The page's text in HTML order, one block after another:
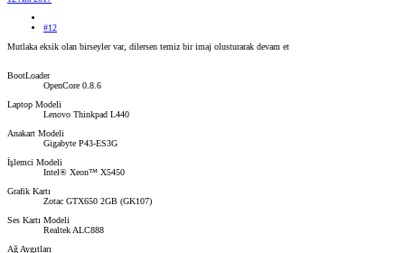
#12
Mutlaka eksik olan birseyler var, dilersen temiz bir imaj olusturarak devam et
BootLoader
OpenCore 0.8.6
Laptop Modeli
Lenovo Thinkpad L440
Anakart Modeli
Gigabyte P43-ES3G
İşlemci Modeli
Intel® Xeon™ X5450
Grafik Kartı
Zotac GTX650 2GB (GK107)
Ses Kartı Modeli
Realtek ALC888
Ağ Aygıtları